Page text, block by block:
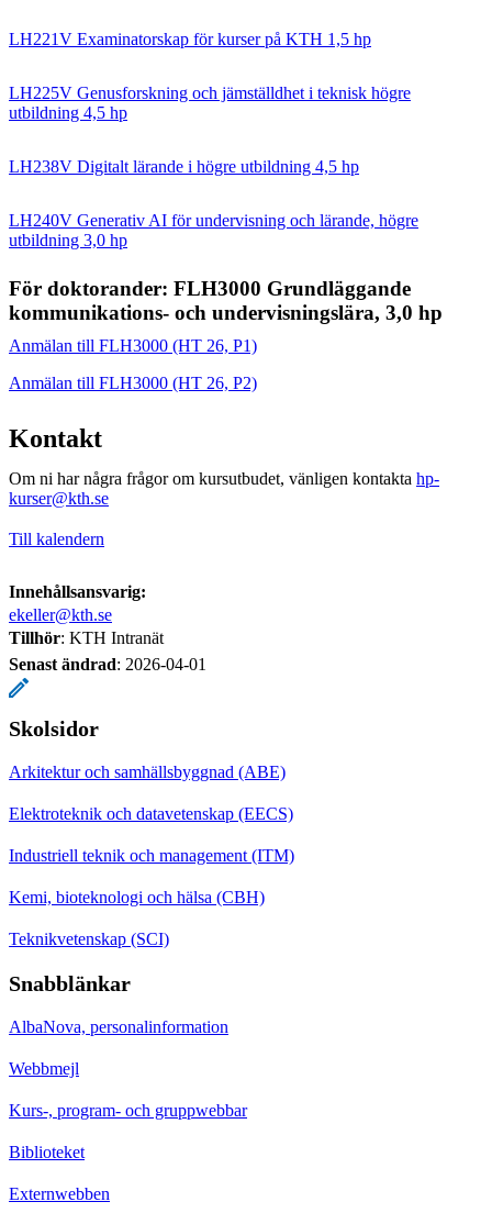
LH221V Examinatorskap för kurser på KTH 1,5 hp
LH225V Genusforskning och jämställdhet i teknisk högre
utbildning 4,5 hp
LH238V Digitalt lärande i högre utbildning 4,5 hp
LH240V Generativ AI för undervisning och lärande, högre
utbildning 3,0 hp
För doktorander: FLH3000 Grundläggande
kommunikations- och undervisningslära, 3,0 hp
Anmälan till FLH3000 (HT 26, P1)
Anmälan till FLH3000 (HT 26, P2)
Kontakt
Om ni har några frågor om kursutbudet, vänligen kontakta hp-
kurser@kth.se
Till kalendern
Innehållsansvarig:
ekeller@kth.se
Tillhör: KTH Intranät
Senast ändrad: 2026-04-01
Skolsidor
Arkitektur och samhällsbyggnad (ABE)
Elektroteknik och datavetenskap (EECS)
Industriell teknik och management (ITM)
Kemi, bioteknologi och hälsa (CBH)
Teknikvetenskap (SCI)
Snabblänkar
AlbaNova, personalinformation
Webbmejl
Kurs-, program- och gruppwebbar
Biblioteket
Externwebben